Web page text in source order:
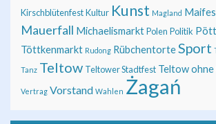
KirschblütenfestKultur Kunst Magland
Mauerfall MichaelismarktPolen Politik
Töttkenmarkt Rudong RübchentorteSport
Tanz Teltow Teltower Stadtfest Teltow ohne
Vertrag Vorstand Wahlen Żagań